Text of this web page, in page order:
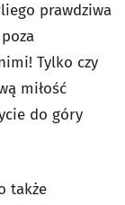
prawdziwa
Tylko czy
miłość
do góry
także